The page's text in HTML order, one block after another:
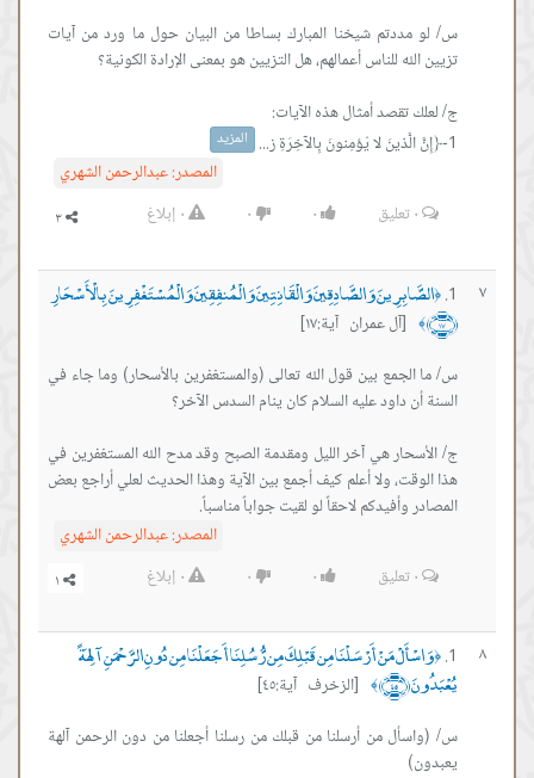
س/ لو مددتم شيخنا المبارك بساطا من البيان حول ما ورد من آيات
1-﴿إِنَّ الَّذينَ لا يُؤمِنونَ بِالآخِرَةِ ز...
المزيد
المصدر:عبدالرحمن الشهري
٠تعليق ٠ ٠ ٠ إبلاغ
٧ ﴿الصَّابِرِينَ وَالصَّادِقِينَ وَالْقَانِتِينَ وَالْمُنفِقِينَ وَالْمُسْتَغْفِرِينَ بِالْأَسْحَارِ
﴿١٧﴾ ﴾
[آل عمران آية:١٧]
س/ ما الجمع بين قول الله تعالى (والمستغفرين بالأسحار) وما جاء في
ج/ الأسحار هي آخر الليل ومقدمة الصبح وقد مدح الله المستغفرين في
هذا الوقت، ولا أعلم كيف أجمع بين الآية وهذا الحديث لعلي أراجع بعض
المصادر وأفيدكم لاحقاً لو لقيت جواباً مناسباً.
المصدر:عبدالرحمن الشهري
٠تعليق ٠ ٠ ٠ إبلاغ
٨ ﴿وَاسْأَلْ مَنْ أَرْسَلْنَا مِن قَبْلِكَ مِن رُّسُلِنَا أَجَعَلْنَا مِن دُونِ الرَّحْمَنِ آلِهَةً
يُعْبَدُونَ ﴿٤٥﴾ ﴾
[الزخرف آية:٤٥]
س/ (واسأل من أرسلنا من قبلك من رسلنا أجعلنا من دون الرحمن آلهة